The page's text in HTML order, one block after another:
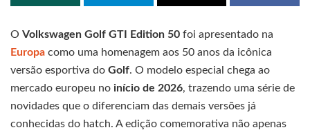
O Volkswagen Golf GTI Edition 50 foi apresentado na
Europa como uma homenagem aos 50 anos da icônica
versão esportiva do Golf. O modelo especial chega ao
mercado europeu no início de 2026, trazendo uma série de
novidades que o diferenciam das demais versões já
conhecidas do hatch. A edição comemorativa não apenas